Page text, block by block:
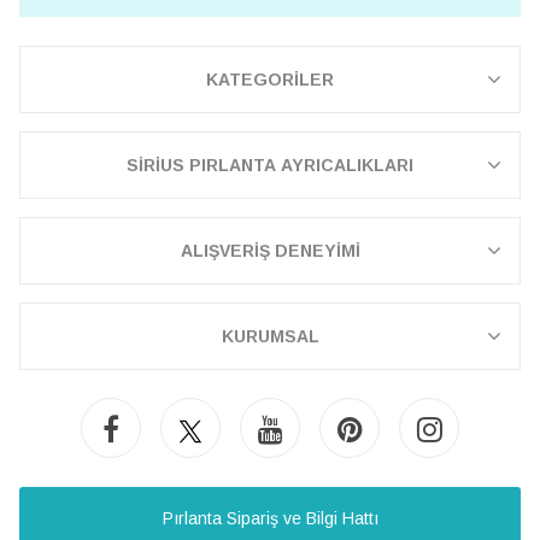
KATEGORİLER
SİRİUS PIRLANTA AYRICALIKLARI
ALIŞVERİŞ DENEYİMİ
KURUMSAL
Pırlanta Sipariş ve Bilgi Hattı